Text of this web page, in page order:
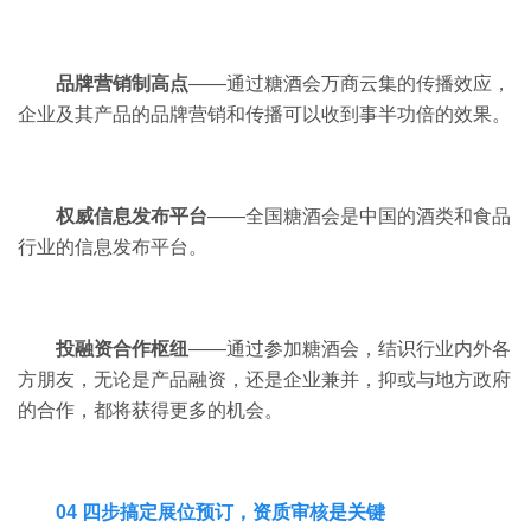
品牌营销制高点——通过糖酒会万商云集的传播效应，
企业及其产品的品牌营销和传播可以收到事半功倍的效果。
权威信息发布平台——全国糖酒会是中国的酒类和食品
行业的信息发布平台。
投融资合作枢纽 ——通过参加糖酒会，结识行业内外各
方朋友，无论是产品融资，还是企业兼并，抑或与地方政府
的合作，都将获得更多的机会。
04 四步搞定展位预订，资质审核是关键